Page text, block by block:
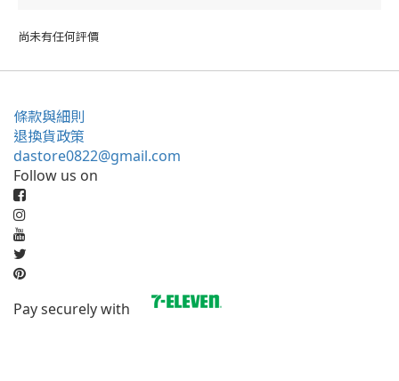
尚未有任何評價
條款與細則
退換貨政策
dastore0822@gmail.com
Follow us on
Pay securely with